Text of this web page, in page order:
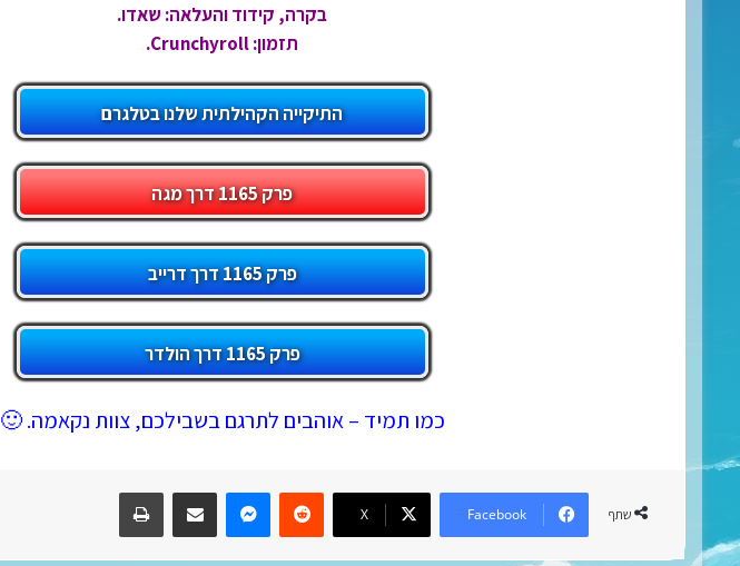
בקרה, קידוד והעלאה: שאדו.
תזמון: Crunchyroll.
התיקייה הקהילתית שלנו בטלגרם
פרק 1165 דרך מגה
פרק 1165 דרך דרייב
פרק 1165 דרך הולדר
כמו תמיד – אוהבים לתרגם בשבילכם, צוות נקאמה. 🙂
שתף Facebook
X
Reddit
Messenger
שתף במייל הדפס/י